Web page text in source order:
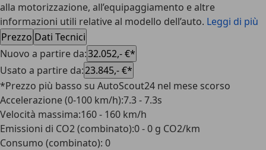
alla motorizzazione, all’equipaggiamento e altre
informazioni utili relative al modello dell’auto. Leggi di più
Prezzo Dati Tecnici
Nuovo a partire da:32.052,- €*
Usato a partire da:23.845,- €*
*Prezzo più basso su AutoScout24 nel mese scorso
Accelerazione (0-100 km/h):7.3 - 7.3s
Velocità massima:160 - 160 km/h
Emissioni di CO2 (combinato):0 - 0 g CO2/km
Consumo (combinato): 0